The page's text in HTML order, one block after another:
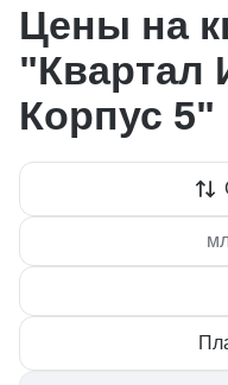
Цены на
"Квартал
Корпус 5"